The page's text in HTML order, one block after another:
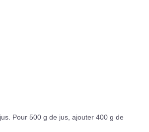
Pour 500 g de jus, ajouter 400 g de